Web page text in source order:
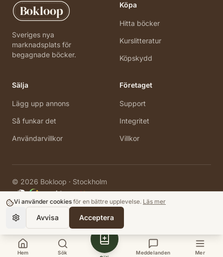
Bokloop
Sveriges nya
marknadsplats för
begagnade böcker.
Köpa
Hitta böcker
Kurslitteratur
Köpskydd
Sälja
Lägg upp annons
Så funkar det
Användarvillkor
Företaget
Support
Integritet
Villkor
© 2026 Bokloop · Stockholm
Hem Sök Meddelanden Mer
Vi använder cookies för en bättre upplevelse. Läs mer
Avvisa Acceptera